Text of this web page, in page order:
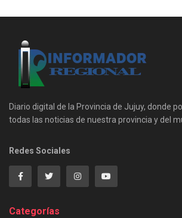
Diario digital de la Provincia de Jujuy, donde
todas las noticias de nuestra provincia y del
Redes Sociales
Categorías